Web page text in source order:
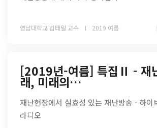
영남대학교 김태일 교수 2019 여름
[2019년-여름] 특집Ⅱ - 재
래, 미래의…
재난현장에서 실효성 있는 재난방송 - 하
라디오